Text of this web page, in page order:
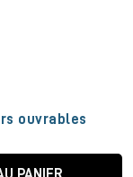
ouvrables
PANIER